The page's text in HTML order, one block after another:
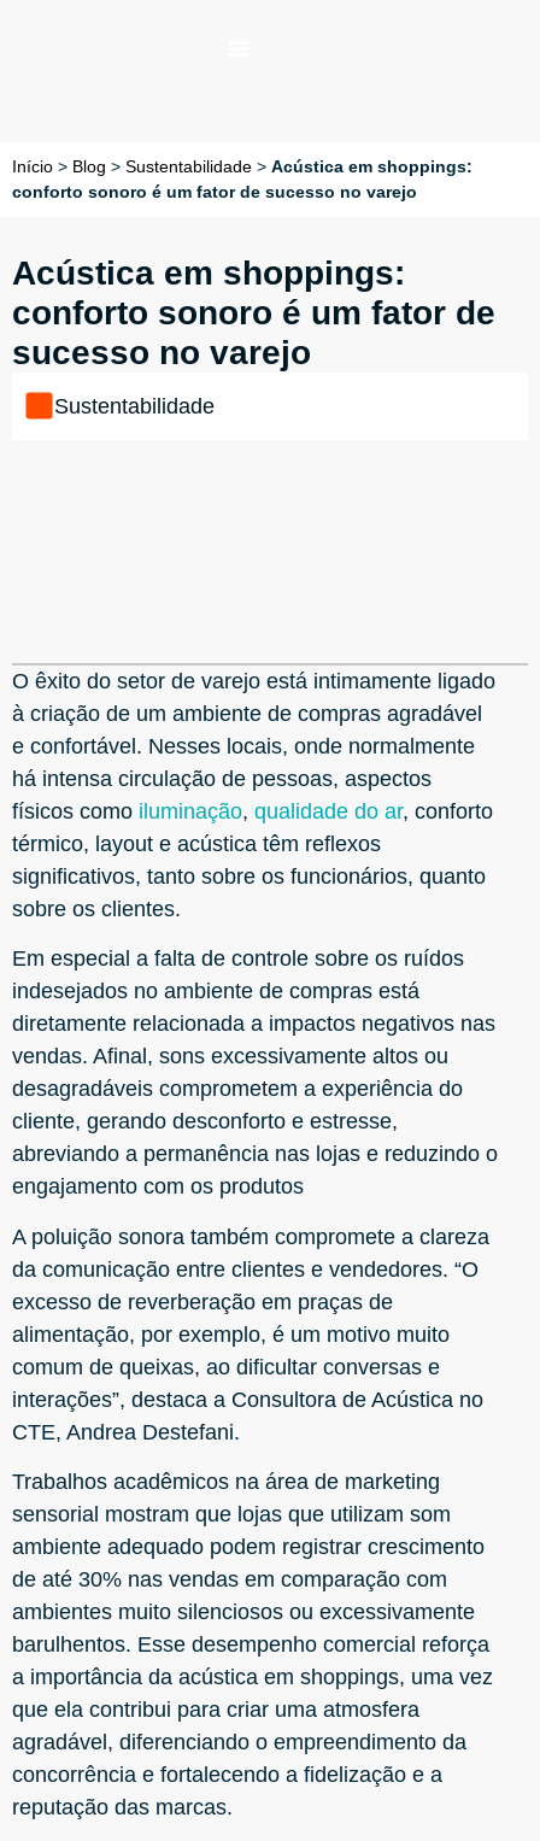
Início > Blog > Sustentabilidade > Acústica em shoppings:
conforto sonoro é um fator de sucesso no varejo
Acústica em shoppings:
conforto sonoro é um fator de
sucesso no varejo
Sustentabilidade
O êxito do setor de varejo está intimamente ligado
à criação de um ambiente de compras agradável
e confortável. Nesses locais, onde normalmente
há intensa circulação de pessoas, aspectos
físicos como iluminação, qualidade do ar, conforto
térmico, layout e acústica têm reflexos
significativos, tanto sobre os funcionários, quanto
sobre os clientes.
Em especial a falta de controle sobre os ruídos
indesejados no ambiente de compras está
diretamente relacionada a impactos negativos nas
vendas. Afinal, sons excessivamente altos ou
desagradáveis comprometem a experiência do
cliente, gerando desconforto e estresse,
abreviando a permanência nas lojas e reduzindo o
engajamento com os produtos
A poluição sonora também compromete a clareza
da comunicação entre clientes e vendedores. “O
excesso de reverberação em praças de
alimentação, por exemplo, é um motivo muito
comum de queixas, ao dificultar conversas e
interações”, destaca a Consultora de Acústica no
CTE, Andrea Destefani.
Trabalhos acadêmicos na área de marketing
sensorial mostram que lojas que utilizam som
ambiente adequado podem registrar crescimento
de até 30% nas vendas em comparação com
ambientes muito silenciosos ou excessivamente
barulhentos. Esse desempenho comercial reforça
a importância da acústica em shoppings, uma vez
que ela contribui para criar uma atmosfera
agradável, diferenciando o empreendimento da
concorrência e fortalecendo a fidelização e a
reputação das marcas.